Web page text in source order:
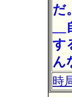
だ
す
ん
時